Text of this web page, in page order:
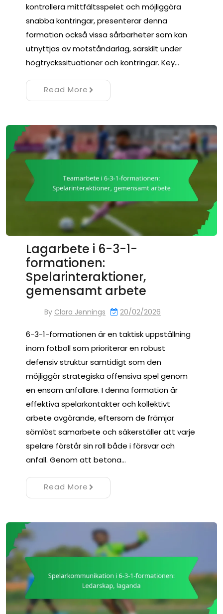
kontrollera mittfältsspelet och möjliggöra
snabba kontringar, presenterar denna
formation också vissa sårbarheter som kan
utnyttjas av motståndarlag, särskilt under
högtryckssituationer och kontringar. Key…
Read More
Lagarbete i 6-3-1-
formationen:
Spelarinteraktioner,
gemensamt arbete
By Clara Jennings 20/02/2026
6-3-1-formationen är en taktisk uppställning
inom fotboll som prioriterar en robust
defensiv struktur samtidigt som den
möjliggör strategiska offensiva spel genom
en ensam anfallare. I denna formation är
effektiva spelarkontakter och kollektivt
arbete avgörande, eftersom de främjar
sömlöst samarbete och säkerställer att varje
spelare förstår sin roll både i försvar och
anfall. Genom att betona…
Read More